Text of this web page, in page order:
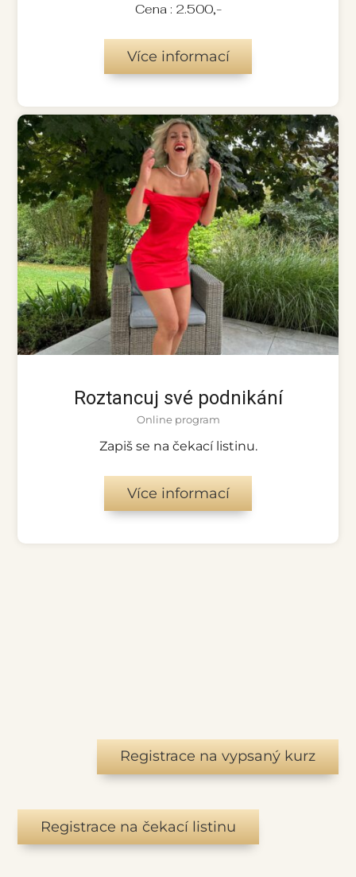
Cena : 2.500,-
Více informací
Roztancuj své podnikání
Online program
Zapiš se na čekací listinu.
Více informací
Registrace na vypsaný kurz
Registrace na čekací listinu